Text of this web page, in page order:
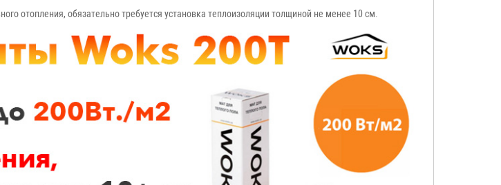
отопления, обязательно требуется установка теплоизоляции толщиной не менее 10 см.